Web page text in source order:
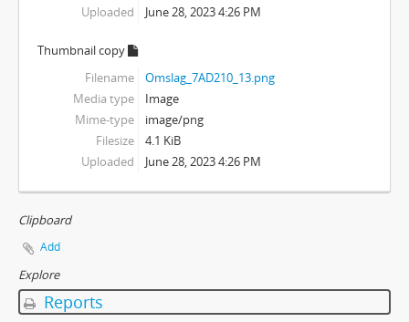
Uploaded
June 28, 2023 4:26 PM
Thumbnail copy
Filename
Omslag_7AD210_13.png
Media type
Image
Mime-type
image/png
Filesize
4.1 KiB
Uploaded
June 28, 2023 4:26 PM
Clipboard
Add
Explore
Reports